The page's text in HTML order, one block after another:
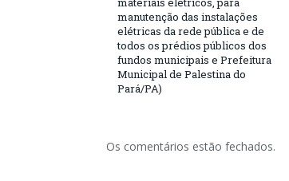
manutenção das instalações
elétricas da rede pública e de
todos os prédios públicos dos
fundos municipais e Prefeitura
Municipal de Palestina do
Pará/PA)
Os comentários estão fechados.